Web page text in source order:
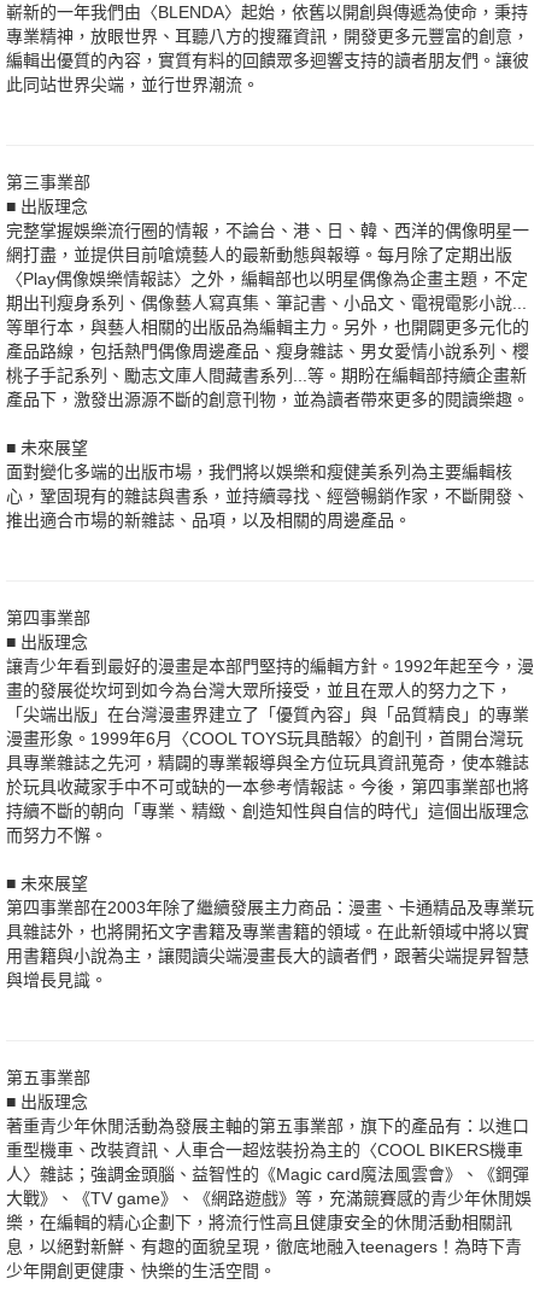
嶄新的一年我們由〈BLENDA〉起始，依舊以開創與傳遞為使命，秉持
專業精神，放眼世界、耳聽八方的搜羅資訊，開發更多元豐富的創意，
編輯出優質的內容，實質有料的回饋眾多迴響支持的讀者朋友們。讓彼
此同站世界尖端，並行世界潮流。
第三事業部
■ 出版理念
完整掌握娛樂流行圈的情報，不論台、港、日、韓、西洋的偶像明星一
網打盡，並提供目前嗆燒藝人的最新動態與報導。每月除了定期出版
〈Play偶像娛樂情報誌〉之外，編輯部也以明星偶像為企畫主題，不定
期出刊瘦身系列、偶像藝人寫真集、筆記書、小品文、電視電影小說...
等單行本，與藝人相關的出版品為編輯主力。另外，也開闢更多元化的
產品路線，包括熱門偶像周邊產品、瘦身雜誌、男女愛情小說系列、櫻
桃子手記系列、勵志文庫人間藏書系列...等。期盼在編輯部持續企畫新
產品下，激發出源源不斷的創意刊物，並為讀者帶來更多的閱讀樂趣。
■ 未來展望
面對變化多端的出版市場，我們將以娛樂和瘦健美系列為主要編輯核
心，鞏固現有的雜誌與書系，並持續尋找、經營暢銷作家，不斷開發、
推出適合市場的新雜誌、品項，以及相關的周邊產品。
第四事業部
■ 出版理念
讓青少年看到最好的漫畫是本部門堅持的編輯方針。1992年起至今，漫
畫的發展從坎坷到如今為台灣大眾所接受，並且在眾人的努力之下，
「尖端出版」在台灣漫畫界建立了「優質內容」與「品質精良」的專業
漫畫形象。1999年6月〈COOL TOYS玩具酷報〉的創刊，首開台灣玩
具專業雜誌之先河，精闢的專業報導與全方位玩具資訊蒐奇，使本雜誌
於玩具收藏家手中不可或缺的一本參考情報誌。今後，第四事業部也將
持續不斷的朝向「專業、精緻、創造知性與自信的時代」這個出版理念
而努力不懈。
■ 未來展望
第四事業部在2003年除了繼續發展主力商品：漫畫、卡通精品及專業玩
具雜誌外，也將開拓文字書籍及專業書籍的領域。在此新領域中將以實
用書籍與小說為主，讓閱讀尖端漫畫長大的讀者們，跟著尖端提昇智慧
與增長見識。
第五事業部
■ 出版理念
著重青少年休閒活動為發展主軸的第五事業部，旗下的產品有：以進口
重型機車、改裝資訊、人車合一超炫裝扮為主的〈COOL BIKERS機車
人〉雜誌；強調金頭腦、益智性的《Magic card魔法風雲會》、《鋼彈
大戰》、《TV game》、《網路遊戲》等，充滿競賽感的青少年休閒娛
樂，在編輯的精心企劃下，將流行性高且健康安全的休閒活動相關訊
息，以絕對新鮮、有趣的面貌呈現，徹底地融入teenagers！為時下青
少年開創更健康、快樂的生活空間。